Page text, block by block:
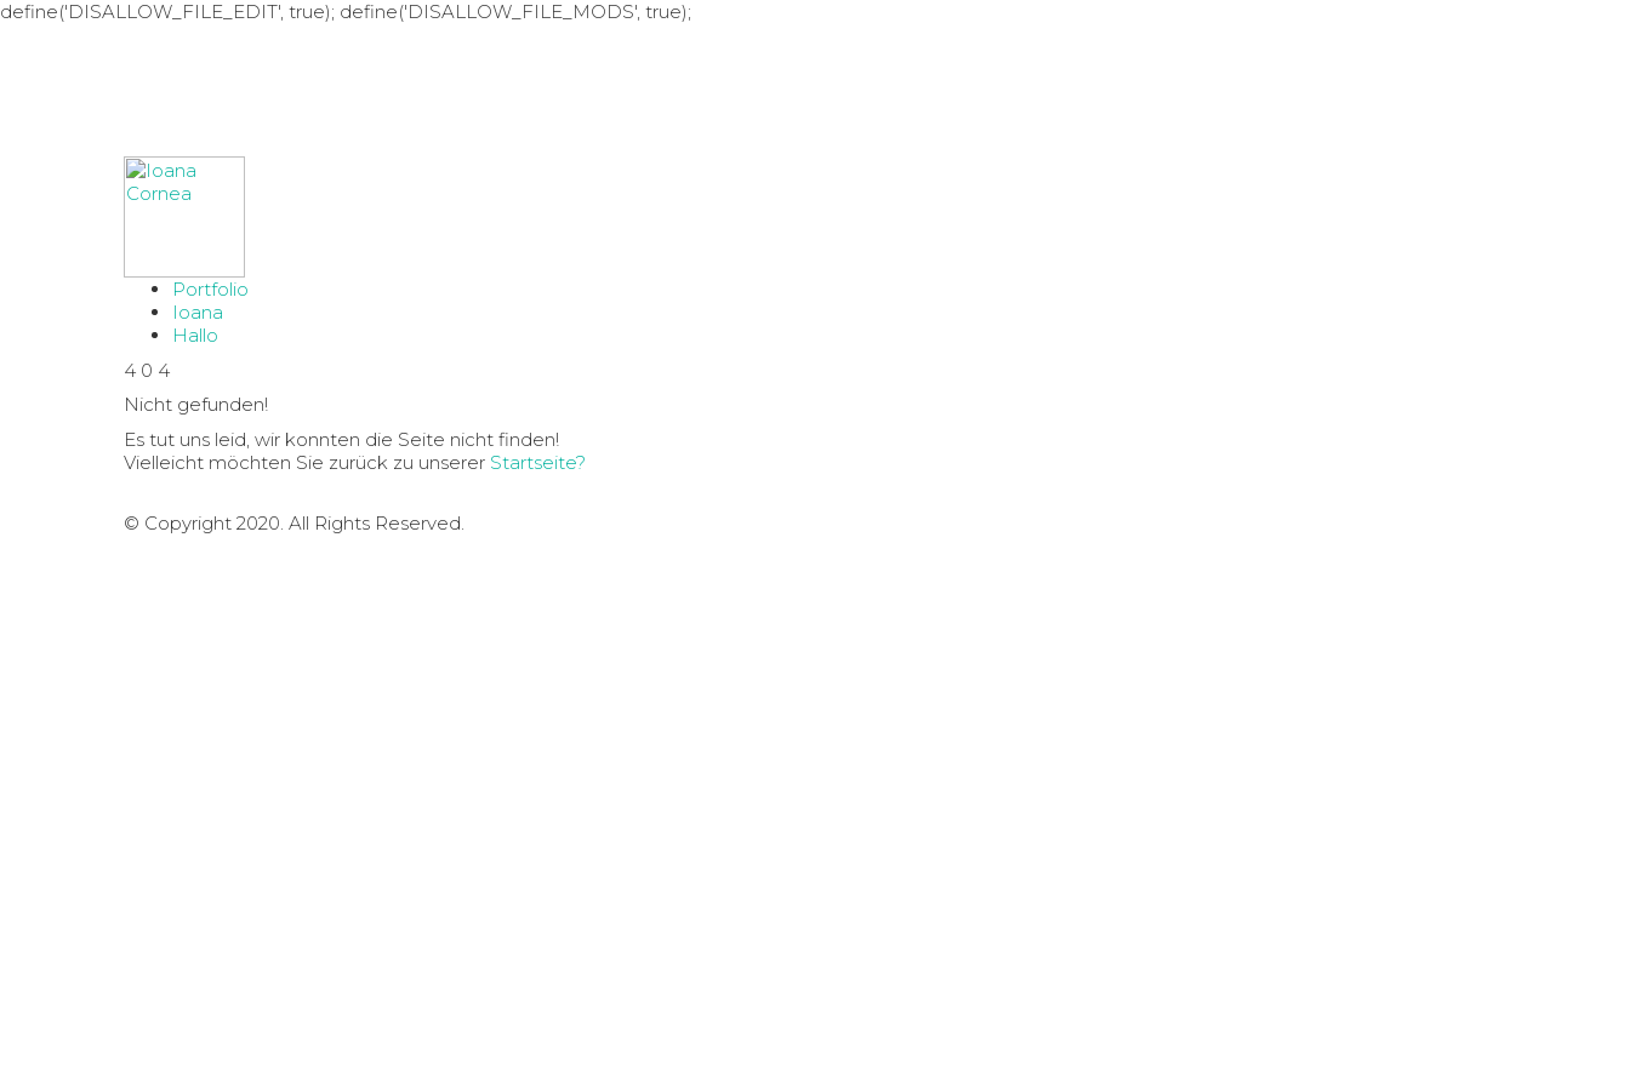
define('DISALLOW_FILE_EDIT', true); define('DISALLOW_FILE_MODS', true);
Portfolio
Ioana
Hallo
4 0 4
Nicht gefunden!
Es tut uns leid, wir konnten die Seite nicht finden!
Vielleicht möchten Sie zurück zu unserer Startseite?
© Copyright 2020. All Rights Reserved.